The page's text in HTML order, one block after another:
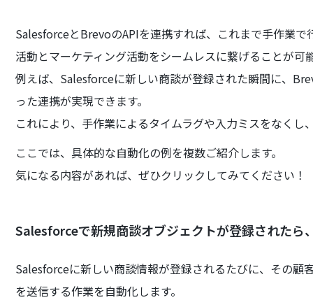
SalesforceとBrevoのAPIを連携すれば、これまで手作業
活動とマーケティング活動をシームレスに繋げることが可
例えば、Salesforceに新しい商談が登録された瞬間に、
った連携が実現できます。
これにより、手作業によるタイムラグや入力ミスをなく
ここでは、具体的な自動化の例を複数ご紹介します。
気になる内容があれば、ぜひクリックしてみてください！
Salesforceで新規商談オブジェクトが登録されたら
Salesforceに新しい商談情報が登録されるたびに、その
を送信する作業を自動化します。